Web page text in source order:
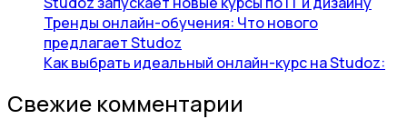
Тренды онлайн-обучения: Что нового
предлагает Studoz
Как выбрать идеальный онлайн-курс на Studoz:
Свежие комментарии